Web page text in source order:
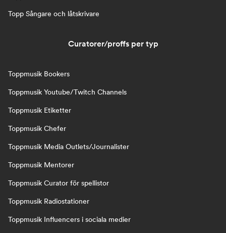
Topp Sångare och låtskrivare
Curatorer/proffs per typ
Toppmusik Bookers
Toppmusik Youtube/Twitch Channels
Toppmusik Etiketter
Toppmusik Chefer
Toppmusik Media Outlets/Journalister
Toppmusik Mentorer
Toppmusik Curator för spellistor
Toppmusik Radiostationer
Toppmusik Influencers i sociala medier